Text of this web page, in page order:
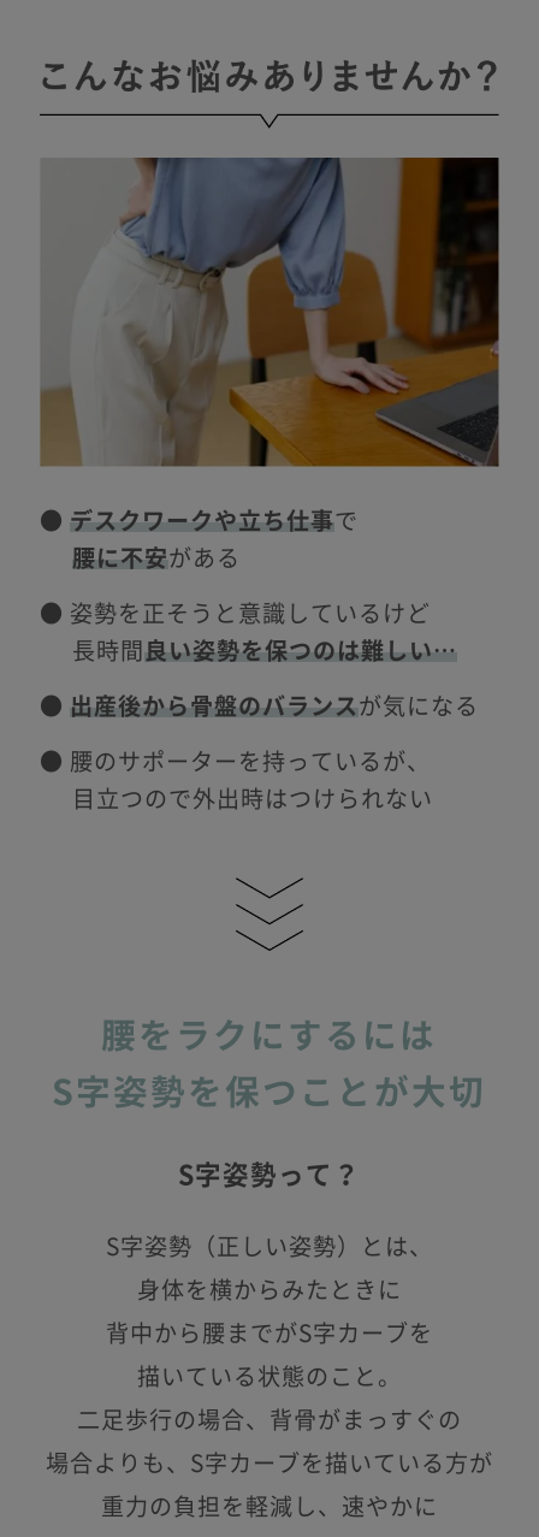
● デスクワークや立ち仕事で
腰に不安がある
● 姿勢を正そうと意識しているけど
長時間 良い姿勢を保つのは難しい…
● 出産後から骨盤のバランスが気になる
● 腰のサポーターを持っているが、
目立つので外出時はつけられない
腰をラクにするには
S字姿勢を保つことが大切
S字姿勢って？
S字姿勢（正しい姿勢）とは、
身体を横からみたときに
背中から腰までがS字カーブを
描いている状態のこと。
二足歩行の場合、背骨がまっすぐの
場合よりも、S字カーブを描いている方が
重力の負担を軽減し、速やかに